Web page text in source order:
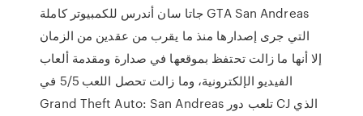
جاتا سان أندرس للكمبيوتر كاملة GTA San Andreas
التي جرى إصدارها منذ ما يقرب من عقدين من الزمان
إلا أنها ما زالت تحتفظ بموقعها في صدارة ومقدمة ألعاب
الفيديو الإلكترونية، وما زالت تحصل اللعب 5/5 في
Grand Theft Auto: San Andreas تلعب دور CJ الذي